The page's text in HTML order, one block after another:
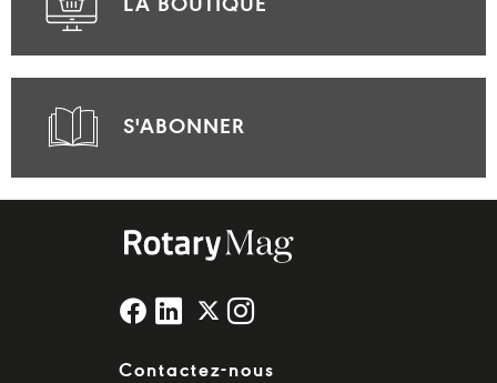
LA BOUTIQUE
S'ABONNER
Contactez-nous